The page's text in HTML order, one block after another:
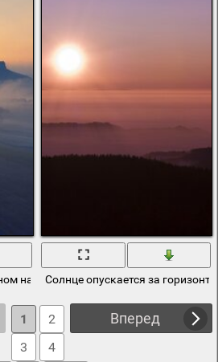
над горами и горизонтом
Солнце опускается за горизонт
Вперед
1
2
3
4